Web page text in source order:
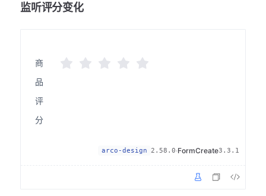
监听评分变化
arco-design 2.58.0·FormCreate3.3.1
商
品
评
分